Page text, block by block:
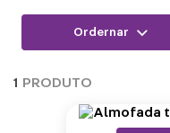
1 PRODUTO